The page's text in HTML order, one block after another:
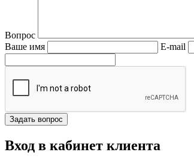
Вопрос
Ваше имя
E-mail
Вход в кабинет клиента